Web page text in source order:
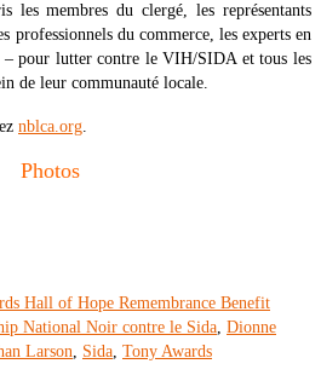
les membres du clergé, les représentants
professionnels du commerce, les experts en
– pour lutter contre le VIH/SIDA et tous les
de leur communauté locale.
nblca.org.
Photos
Hall of Hope Remembrance Benefit
National Noir contre le Sida, Dionne
Larson, Sida, Tony Awards